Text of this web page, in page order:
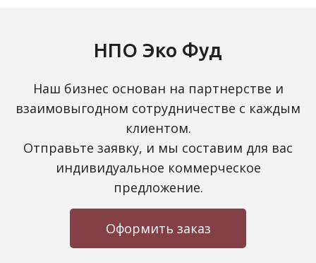
НПО Эко Фуд
Наш бизнес основан на партнерстве и
взаимовыгодном сотрудничестве с каждым
клиентом.
Отправьте заявку, и мы составим для вас
индивидуальное коммерческое
предложение.
Оформить заказ